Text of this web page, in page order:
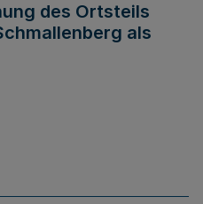
des Ortsteils
als